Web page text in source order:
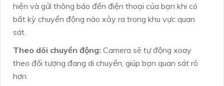
hiện và gửi thông báo đến điện thoại của bạn khi có
bất kỳ chuyển động nào xảy ra trong khu vực quan
sát.
Theo dõi chuyển động: Camera sẽ tự động xoay
theo đối tượng đang di chuyển, giúp bạn quan sát rõ
hơn.